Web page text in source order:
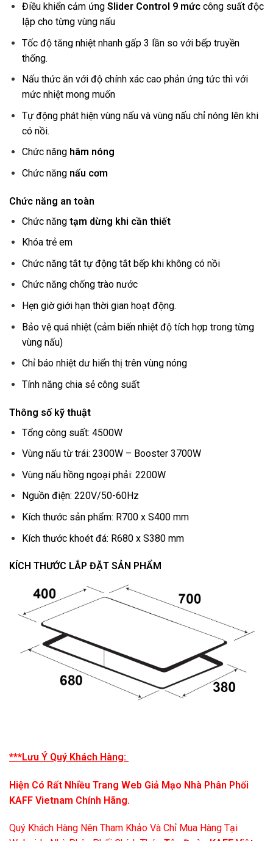
Điều khiển cảm ứng Slider Control 9 mứccông suất độc
lập cho từng vùng nấu
Tốc độ tăng nhiệt nhanh gấp 3 lần so với bếp truyền
thống.
Nấu thức ăn với độ chính xác cao phản ứng tức thì với
mức nhiệt mong muốn
Tự động phát hiện vùng nấu và vùng nấu chỉ nóng lên khi
có nồi.
Chức năng hâm nóng
Chức năng nấu cơm
Chức năng an toàn
Chức năng tạm dừng khi cần thiết
Khóa trẻ em
Chức năng tắt tự động tắt bếp khi không có nồi
Chức năng chống trào nước
Hẹn giờ giới hạn thời gian hoạt động.
Bảo vệ quá nhiệt (cảm biến nhiệt độ tích hợp trong từng
vùng nấu)
Chỉ báo nhiệt dư hiển thị trên vùng nóng
Tính năng chia sẻ công suất
Thông số kỹ thuật
Tổng công suất: 4500W
Vùng nấu từ trái: 2300W – Booster 3700W
Vùng nấu hồng ngoại phải: 2200W
Nguồn điện: 220V/50-60Hz
Kích thước sản phẩm: R700 x S400 mm
Kích thước khoét đá: R680 x S380 mm
KÍCH THƯỚC LẮP ĐẶT SẢN PHẨM
***Lưu Ý Quý Khách Hàng:
Hiện Có Rất Nhiều Trang Web Giả Mạo Nhà Phân Phối
KAFF Vietnam Chính Hãng.
Quý Khách Hàng Nên Tham Khảo Và Chỉ Mua Hàng Tại